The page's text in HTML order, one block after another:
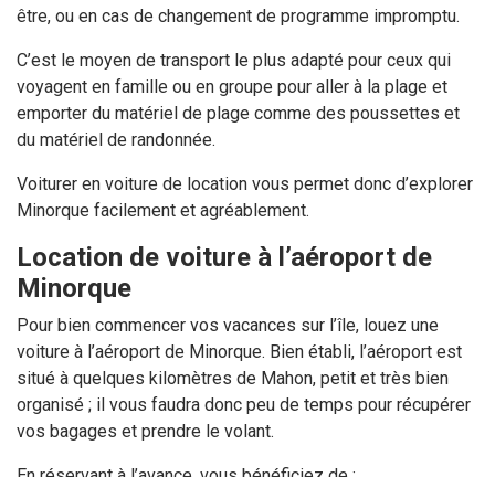
être, ou en cas de changement de programme impromptu.
C’est le moyen de transport le plus adapté pour ceux qui
voyagent en famille ou en groupe pour aller à la plage et
emporter du matériel de plage comme des poussettes et
du matériel de randonnée.
Voiturer en voiture de location vous permet donc d’explorer
Minorque facilement et agréablement.
Location de voiture à l’aéroport de
Minorque
Pour bien commencer vos vacances sur l’île, louez une
voiture à l’aéroport de Minorque. Bien établi, l’aéroport est
situé à quelques kilomètres de Mahon, petit et très bien
organisé ; il vous faudra donc peu de temps pour récupérer
vos bagages et prendre le volant.